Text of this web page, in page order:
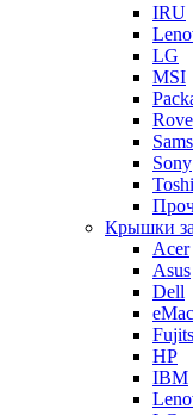
IRU
LG
MSI
Sony
Крышки
Acer
Asus
Dell
HP
IBM